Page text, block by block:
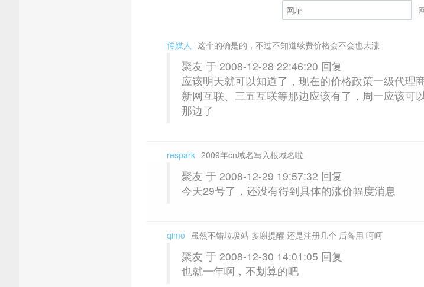
传媒人 这个的确是的，不过不知道续费价格会不会也大涨
聚友 于 2008-12-28 22:46:20 回复
应该明天就可以知道了，现在的价格政策一级代理
新网互联、三五互联等那边应该有了，周一应该可
那边了
respark 2009年cn域名写入根域名啦
聚友 于 2008-12-29 19:57:32 回复
今天29号了，还没有得到具体的涨价幅度消息
qimo 虽然不错垃圾站 多谢提醒 还是注册几个 后备用 呵呵
聚友 于 2008-12-30 14:01:05 回复
也就一年啊，不划算的吧